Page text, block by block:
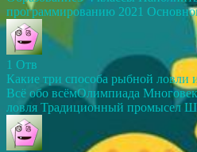
программированию 2021
1 Отв
Какие три способа рыбной ловли
Всё обо всёмОлимпиада
ловля Традиционный промысел